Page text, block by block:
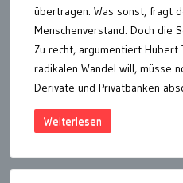
übertragen. Was sonst, fragt
Menschenverstand. Doch die
Zu recht, argumentiert Hubert
radikalen Wandel will, müsse
Derivate und Privatbanken
Weiterlesen